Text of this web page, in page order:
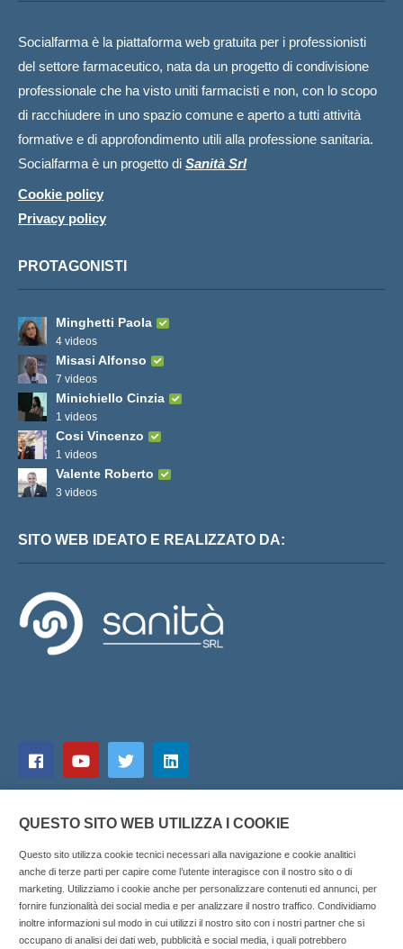
Socialfarma è la piattaforma web gratuita per i professionisti
del settore farmaceutico, nata da un progetto di condivisione
professionale che ha visto uniti farmacisti e non, con lo scopo
di racchiudere in uno spazio comune e aperto a tutti attività
formative e di approfondimento utili alla professione sanitaria.
Socialfarma è un progetto di Sanità Srl
Cookie policy
Privacy policy
PROTAGONISTI
Minghetti Paola
4 videos
Misasi Alfonso
7 videos
Minichiello Cinzia
1 videos
Cosi Vincenzo
1 videos
Valente Roberto
3 videos
SITO WEB IDEATO E REALIZZATO DA:
Copyright © 2025 SOCIALFARMA - La piattaforma web per i
QUESTO SITO WEB UTILIZZA I COOKIE
Questo sito utilizza cookie tecnici necessari alla navigazione e cookie analitici
anche di terze parti per capire come l’utente interagisce con il nostro sito o di
marketing. Utilizziamo i cookie anche per personalizzare contenuti ed annunci, per
fornire funzionalità dei social media e per analizzare il nostro traffico. Condividiamo
inoltre informazioni sul modo in cui utilizzi il nostro sito con i nostri partner che si
occupano di analisi dei dati web, pubblicità e social media, i quali potrebbero